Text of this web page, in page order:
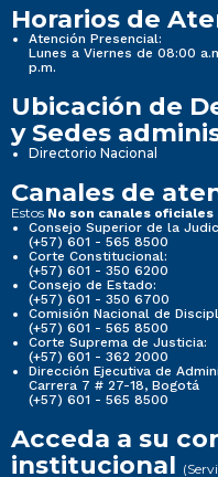
Horarios de
Atención Presencial:
Lunes a Viernes de 08:00
p.m.
Ubicación de
y Sedes
Directorio Nacional
Canales de
Estos No son canales oficiales
Consejo Superior de la
(+57) 601 - 565 8500
Corte Constitucional:
(+57) 601 - 350 6200
Consejo de Estado:
(+57) 601 - 350 6700
Comisión Nacional de
(+57) 601 - 565 8500
Corte Suprema de Justicia:
(+57) 601 - 362 2000
Dirección Ejecutiva de
Carrera 7 # 27-18, Bogotá
(+57) 601 - 565 8500
Acceda a su
institucional